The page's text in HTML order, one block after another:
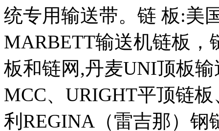
统专用输送带。链 板:美
MARBETT输送机链板，
板和链网,丹麦UNI顶板
MCC、URIGHT平顶链
利REGINA（雷吉那）钢